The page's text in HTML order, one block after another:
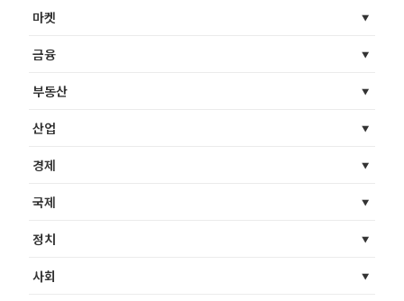
마켓
금융
부동산
산업
경제
국제
정치
사회